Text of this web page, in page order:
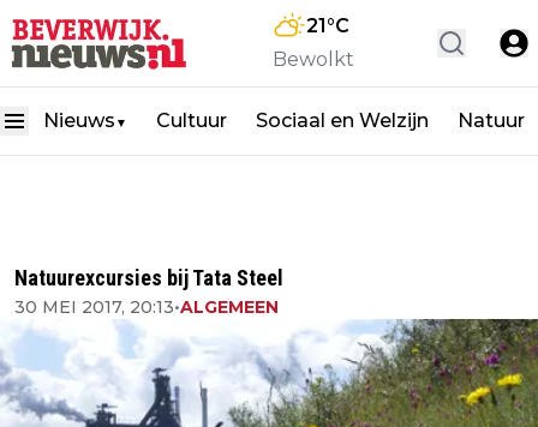
21°C
Bewolkt
Nieuws ▼ Cultuur Sociaal en Welzijn Natuur
Natuurexcursies bij Tata Steel
30 MEI 2017, 20:13•ALGEMEEN